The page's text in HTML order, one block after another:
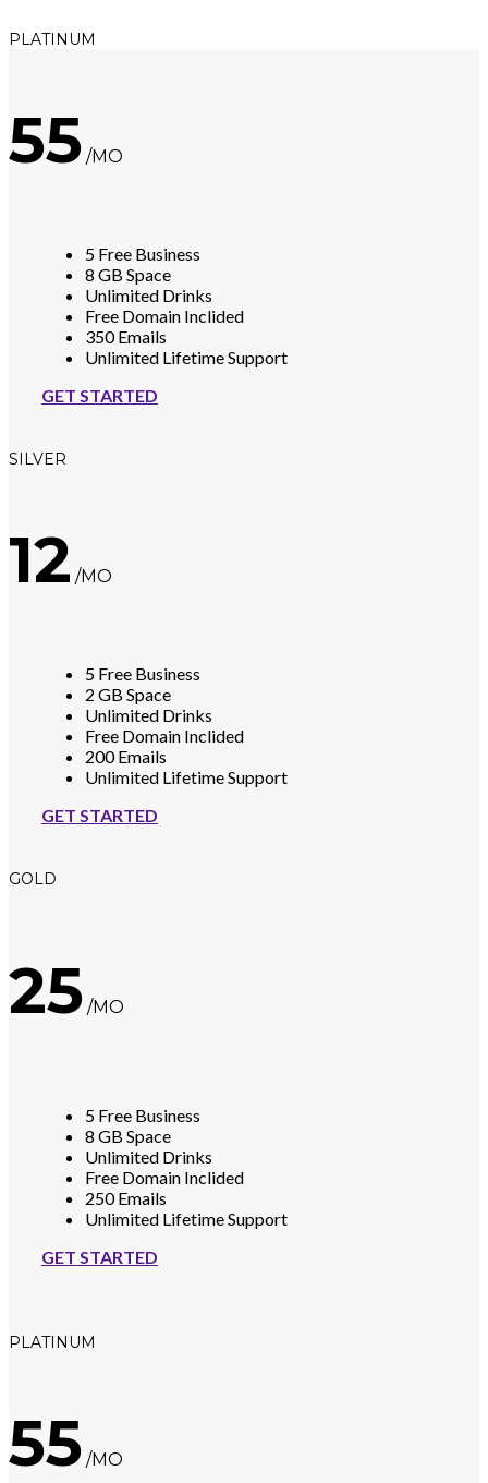
PLATINUM
55 /MO
5 Free Business
8 GB Space
Unlimited Drinks
Free Domain Inclided
350 Emails
Unlimited Lifetime Support
GET STARTED
SILVER
12 /MO
5 Free Business
2 GB Space
Unlimited Drinks
Free Domain Inclided
200 Emails
Unlimited Lifetime Support
GET STARTED
GOLD
25 /MO
5 Free Business
8 GB Space
Unlimited Drinks
Free Domain Inclided
250 Emails
Unlimited Lifetime Support
GET STARTED
PLATINUM
55 /MO